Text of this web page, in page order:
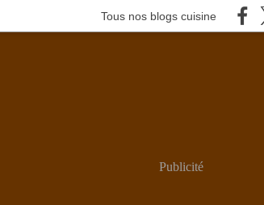
Tous nos blogs cuisine
Publicité